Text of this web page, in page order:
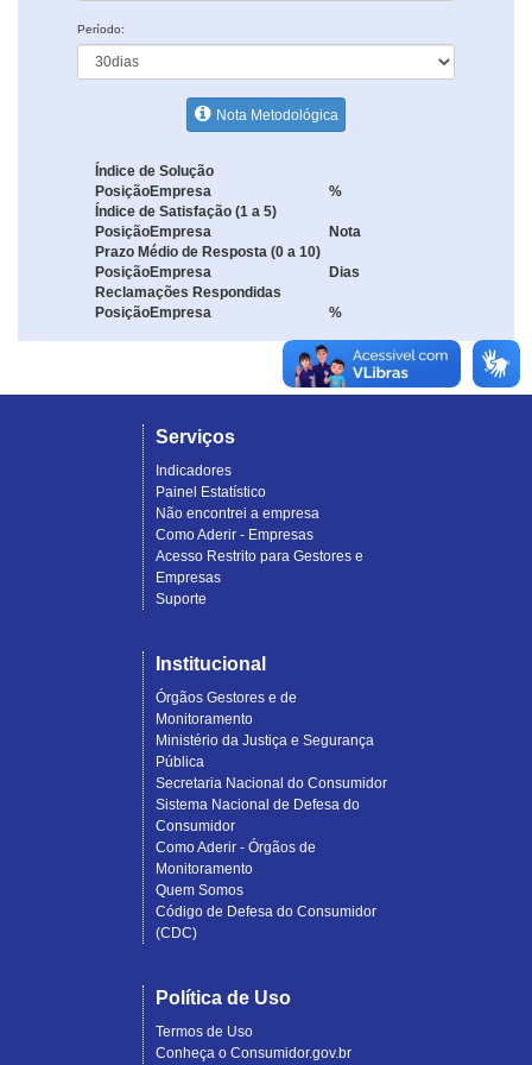
Período:
Nota Metodológica
Índice de Solução
PosiçãoEmpresa
%
Índice de Satisfação (1 a 5)
PosiçãoEmpresa
Nota
Prazo Médio de Resposta (0 a 10)
PosiçãoEmpresa
Dias
Reclamações Respondidas
PosiçãoEmpresa %
Serviços
Indicadores
Painel Estatístico
Não encontrei a empresa
Como Aderir - Empresas
Acesso Restrito para Gestores e
Empresas
Suporte
Institucional
Órgãos Gestores e de
Monitoramento
Ministério da Justiça e Segurança
Pública
Secretaria Nacional do Consumidor
Sistema Nacional de Defesa do
Consumidor
Como Aderir - Órgãos de
Monitoramento
Quem Somos
Código de Defesa do Consumidor
(CDC)
Política de Uso
Termos de Uso
Conheça o Consumidor.gov.br